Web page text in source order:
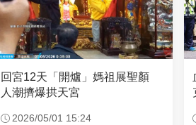
回宮12天「開爐」媽祖展聖顏
人潮擠爆拱天宮
2026/05/01 15:24